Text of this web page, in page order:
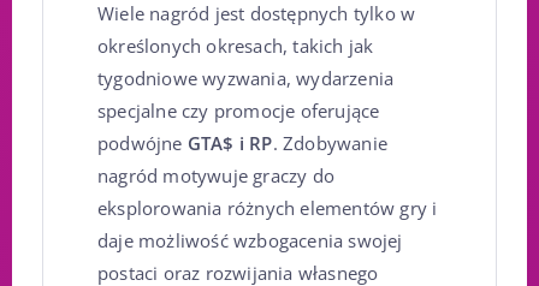
Wiele nagród jest dostępnych tylko w
określonych okresach, takich jak
tygodniowe wyzwania, wydarzenia
specjalne czy promocje oferujące
podwójne GTA$ i RP. Zdobywanie
nagród motywuje graczy do
eksplorowania różnych elementów gry i
daje możliwość wzbogacenia swojej
postaci oraz rozwijania własnego